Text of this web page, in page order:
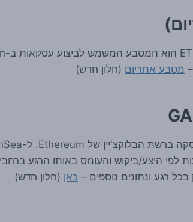
מטבע אתריום (חלון חדש)
לפי היצע/ביקוש והעומס באותו הרגע
רגע ונתונים נוספים – כאן (חלון חדש)